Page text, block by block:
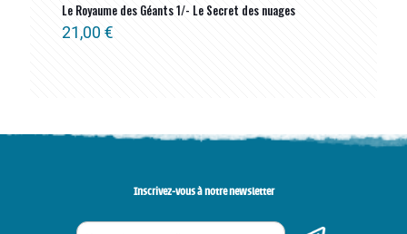
Le Royaume des Géants 1/- Le Secret des nuages
21,00 €
Inscrivez-vous à notre newsletter